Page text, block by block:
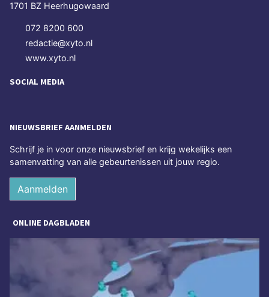
1701 BZ Heerhugowaard
072 8200 600
redactie@xyto.nl
www.xyto.nl
SOCIAL MEDIA
NIEUWSBRIEF AANMELDEN
Schrijf je in voor onze nieuwsbrief en krijg wekelijks een
samenvatting van alle gebeurtenissen uit jouw regio.
Aanmelden
ONLINE DAGBLADEN